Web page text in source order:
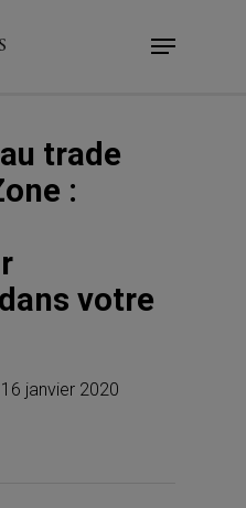
Menu
trade
:
votre
16 janvier 2020